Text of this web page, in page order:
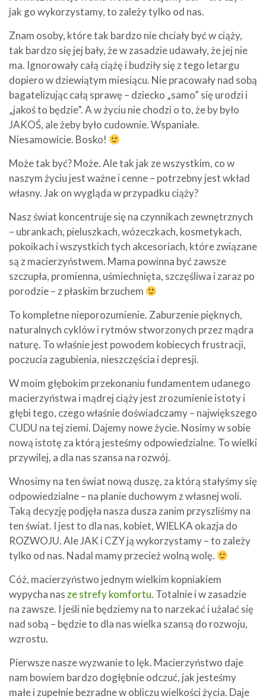
jak go wykorzystamy, to zależy tylko od nas.
Znam osoby, które tak bardzo nie chciały być w ciąży,
tak bardzo się jej bały, że w zasadzie udawały, że jej nie
ma. Ignorowały całą ciążę i budziły się z tego letargu
dopiero w dziewiątym miesiącu. Nie pracowały nad sobą
bagatelizując całą sprawę – dziecko „samo” się urodzi i
„jakoś to będzie”. A w życiu nie chodzi o to, że by było
JAKOŚ, ale żeby było cudownie. Wspaniale.
Niesamowicie. Bosko!
Może tak być? Może. Ale tak jak ze wszystkim, co w
naszym życiu jest ważne i cenne – potrzebny jest wkład
własny. Jak on wygląda w przypadku ciąży?
Nasz świat koncentruje się na czynnikach zewnętrznych
– ubrankach, pieluszkach, wózeczkach, kosmetykach,
pokoikach i wszystkich tych akcesoriach, które związane
są z macierzyństwem. Mama powinna być zawsze
szczupła, promienna, uśmiechnięta, szczęśliwa i zaraz po
porodzie – z płaskim brzuchem
To kompletne nieporozumienie. Zaburzenie pięknych,
naturalnych cyklów i rytmów stworzonych przez mądra
naturę. To właśnie jest powodem kobiecych frustracji,
poczucia zagubienia, nieszczęścia i depresji.
W moim głębokim przekonaniu fundamentem udanego
macierzyństwa i mądrej ciąży jest zrozumienie istoty i
głębi tego, czego właśnie doświadczamy – największego
CUDU na tej ziemi. Dajemy nowe życie. Nosimy w sobie
nową istotę za którą jesteśmy odpowiedzialne. To wielki
przywilej, a dla nas szansa na rozwój.
Wnosimy na ten świat nową duszę, za którą stałyśmy się
odpowiedzialne – na planie duchowym z własnej woli.
Taką decyzję podjęła nasza dusza zanim przyszliśmy na
ten świat. I jest to dla nas, kobiet, WIELKA okazja do
ROZWOJU. Ale JAK i CZY ją wykorzystamy – to zależy
tylko od nas. Nadal mamy przecież wolną wolę.
Cóż, macierzyństwo jednym wielkim kopniakiem
wypycha nas ze strefy komfortu. Totalnie i w zasadzie
na zawsze. I jeśli nie będziemy na to narzekać i użalać się
nad sobą – będzie to dla nas wielka szansą do rozwoju,
wzrostu.
Pierwsze nasze wyzwanie to lęk. Macierzyństwo daje
nam bowiem bardzo dogłębnie odczuć, jak jesteśmy
małe i zupełnie bezradne w obliczu wielkości życia. Daje